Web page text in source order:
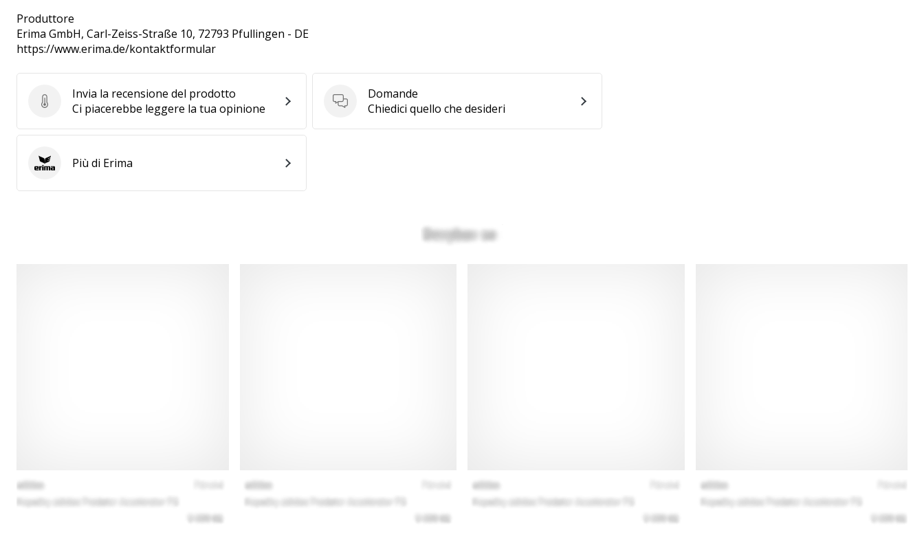
Produttore
Erima GmbH, Carl-Zeiss-Straße 10, 72793 Pfullingen - DE
https://www.erima.de/kontaktformular
Invia la recensione del prodotto
Invia la recensione del prodotto
Ci piacerebbe leggere la tua opinione
Domande
Domande
Chiedici quello che desideri
ErimaPiù di Erima